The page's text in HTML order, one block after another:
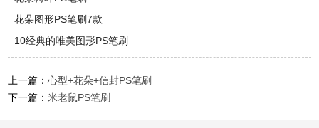
花朵图形PS笔刷7款
10经典的唯美图形PS笔刷
上一篇：心型+花朵+信封PS笔刷
下一篇：米老鼠PS笔刷